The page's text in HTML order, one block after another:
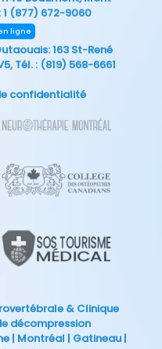
1 (877) 672-9060
ligne
: 163 St-René
Tél. : (819) 568-6661
confidentialité
& Clinique
décompression
| Montréal | Gatineau |